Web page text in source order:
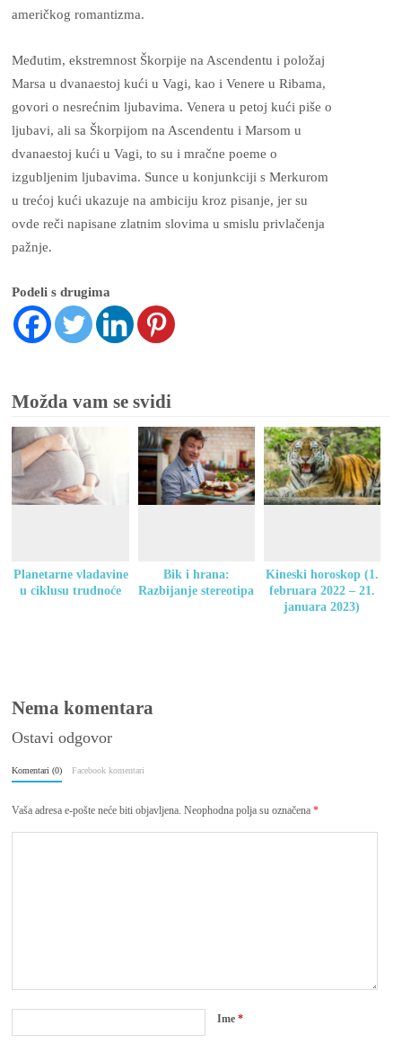
američkog romantizma.
Međutim, ekstremnost Škorpije na Ascendentu i položaj
Marsa u dvanaestoj kući u Vagi, kao i Venere u Ribama,
govori o nesrećnim ljubavima. Venera u petoj kući piše o
ljubavi, ali sa Škorpijom na Ascendentu i Marsom u
dvanaestoj kući u Vagi, to su i mračne poeme o
izgubljenim ljubavima. Sunce u konjunkciji s Merkurom
u trećoj kući ukazuje na ambiciju kroz pisanje, jer su
ovde reči napisane zlatnim slovima u smislu privlačenja
pažnje.
Podeli s drugima
Možda vam se svidi
Planetarne vladavine
u ciklusu trudnoće
Bik i hrana:
Razbijanje stereotipa
Kineski horoskop (1.
februara 2022 – 21.
januara 2023)
Nema komentara
Ostavi odgovor
Komentari (0) Facebook komentari
Vaša adresa e-pošte neće biti objavljena. Neophodna polja su označena*
Ime*